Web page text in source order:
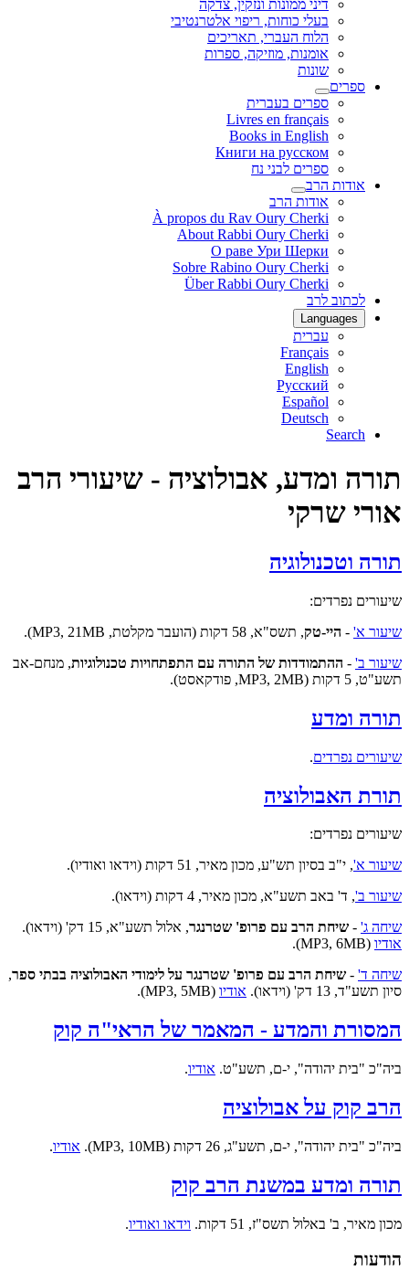
דיני ממונות ונזקין, צדקה
בעלי כוחות, ריפוי אלטרנטיבי
הלוח העברי, תאריכים
אומנות, מוזיקה, ספרות
שונות
ספרים
ספרים בעברית
Livres en français
Books in English
Книги на русском
ספרים לבני נח
אודות הרב
אודות הרב
À propos du Rav Oury Cherki
About Rabbi Oury Cherki
О раве Ури Шерки
Sobre Rabino Oury Cherki
Über Rabbi Oury Cherki
לכתוב לרב
Languages
עברית
Français
English
Русский
Español
Deutsch
Search
תורה ומדע, אבולוציה - שיעורי הרב
אורי שרקי
תורה וטכנולוגיה
שיעורים נפרדים:
שיעור א' - היי-טק, תשס"א, 58 דקות (הועבר מקלטת, MP3, 21MB).
שיעור ב' - ההתמודדות של התורה עם התפתחויות טכנולוגיות, מנחם-אב
תשע"ט, 5 דקות (MP3, 2MB, פודקאסט).
תורה ומדע
שיעורים נפרדים.
תורת האבולוציה
שיעורים נפרדים:
שיעור א', י"ב בסיון תש"ע, מכון מאיר, 51 דקות (וידאו ואודיו).
שיעור ב', ד' באב תשע"א, מכון מאיר, 4 דקות (וידאו).
שיחה ג' - שיחת הרב עם פרופ' שטרנגר, אלול תשע"א, 15 דק' (וידאו).
אודיו (MP3, 6MB).
שיחה ד' - שיחת הרב עם פרופ' שטרנגר על לימודי האבולוציה בבתי ספר,
סיון תשע"ד, 13 דק' (וידאו).
אודיו (MP3, 5MB).
המסורת והמדע - המאמר של הראי"ה קוק
ביה"כ "בית יהודה", י-ם, תשע"ט. אודיו.
הרב קוק על אבולוציה
ביה"כ "בית יהודה", י-ם, תשע"ג, 26 דקות (MP3, 10MB). אודיו.
תורה ומדע במשנת הרב קוק
מכון מאיר, ב' באלול תשס"ז, 51 דקות. וידאו ואודיו.
הודעות